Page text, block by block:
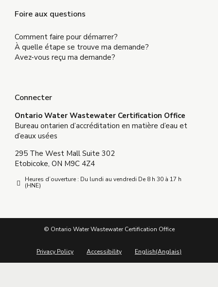
Foire aux questions
Comment faire pour démarrer?
À quelle étape se trouve ma demande?
Avez-vous reçu ma demande?
Connecter
Ontario Water Wastewater Certification Office
Bureau ontarien d’accréditation en matière d’eau et
d’eaux usées
295 The West Mall Suite 302
Etobicoke, ON M9C 4Z4
Heures d’ouverture : Du lundi au vendredi De 8 h 30 à 17 h
(HNE)
© Ontario Water Wastewater Certification Office
Privacy Policy Accessibility English(Anglais)